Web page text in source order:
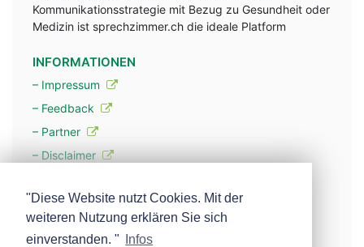
Kommunikationsstrategie mit Bezug zu Gesundheit oder
Medizin ist sprechzimmer.ch die ideale Platform
INFORMATIONEN
– Impressum
– Feedback
– Partner
– Disclaimer
– Werbung
– Mehr über unsere Experten
"Diese Website nutzt Cookies. Mit der
weiteren Nutzung erklären Sie sich
einverstanden. "
Infos